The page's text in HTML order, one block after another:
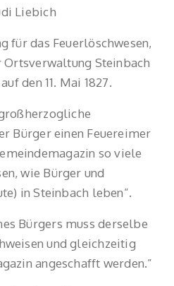
Liebich
für das Feuerlöschwesen,
Steinbach
den 11. Mai 1827.
Bürger einen Feuereimer
so viele
wie Bürger und
in Steinbach leben”.
Bürgers muss derselbe
und gleichzeitig
angeschafft werden.”